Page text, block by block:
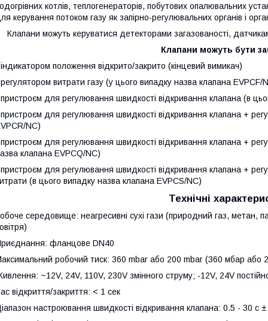
котлів, теплогенераторів, побутових опалювальних
керування потоком газу як запірно-регулювальних
Клапани можуть керуватися детекторами загазованості,
Клапани можуть бути
положення відкрито/закрито (кінцевий вимикач)
витрати газу (у цього випадку назва клапана EVPCF/
для регулювання швидкості відкривання клапана (в
для регулювання швидкості відкривання клапана +
NC)
для регулювання швидкості відкривання клапана +
клапана EVPCQ/NC)
для регулювання швидкості відкривання клапана +
(в цього випадку назва клапана EVPCS/NC)
Технічні
середовище: неагресивні сухі гази (природний газ, метан,
фланцове DN40
робочий тиск: 360 mbar або 200 mbar (360 мбар або
~12V, 24V, 110V, 230V змінного струму; -12V, 24V
відкриття/закриття: < 1 сек
настроювання швидкості відкривання клапана: 0.5 - 30 с